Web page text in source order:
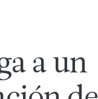
a un